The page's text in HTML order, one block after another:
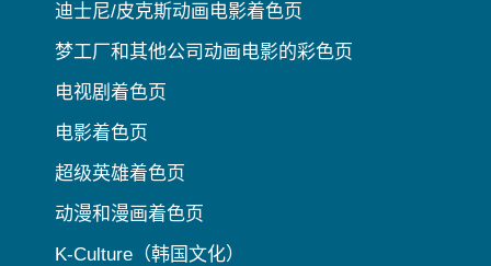
迪士尼/皮克斯动画电影着色页
梦工厂和其他公司动画电影的彩色页
电视剧着色页
电影着色页
超级英雄着色页
动漫和漫画着色页
K-Culture（韩国文化）